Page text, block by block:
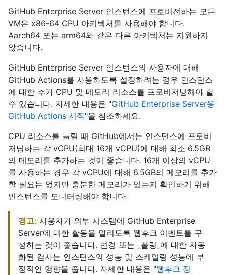
GitHub Enterprise Server 인스턴스에 프로비전하는 모든
VM은 x86-64 CPU 아키텍처를 사용해야 합니다.
Aarch64 또는 arm64와 같은 다른 아키텍처는 지원하지
않습니다.
GitHub Enterprise Server 인스턴스의 사용자에 대해
GitHub Actions를 사용하도록 설정하려는 경우 인스턴스
에 대한 추가 CPU 및 메모리 리소스를 프로비저닝해야 할
수 있습니다. 자세한 내용은 "GitHub Enterprise Server용
GitHub Actions 시작"을 참조하세요.
CPU 리소스를 늘릴 때 GitHub에서는 인스턴스에 프로비
저닝하는 각 vCPU(최대 16개 vCPU)에 대해 최소 6.5GB
의 메모리를 추가하는 것이 좋습니다. 16개 이상의 vCPU
를 사용하는 경우 각 vCPU에 대해 6.5GB의 메모리를 추가
할 필요는 없지만 충분한 메모리가 있는지 확인하기 위해
인스턴스를 모니터링해야 합니다.
경고: 사용자가 외부 시스템에 GitHub Enterprise
Server에 대한 활동을 알리도록 웹후크 이벤트를 구
성하는 것이 좋습니다. 변경 또는 _폴링_에 대한 자동
화된 검사는 인스턴스의 성능 및 스케일링 성능에 부
정적인 영향을 줍니다. 자세한 내용은 "웹후크 정